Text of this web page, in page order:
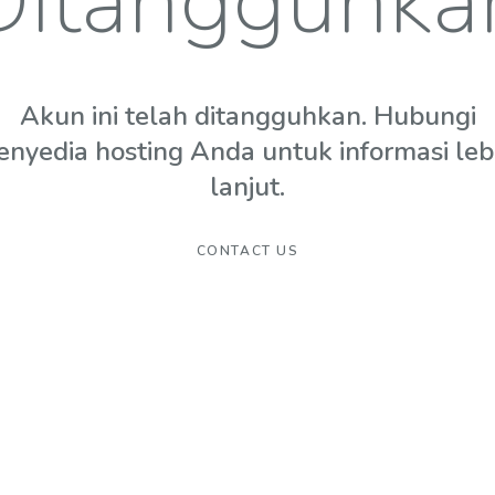
Akun ini telah ditangguhkan. Hubungi
hosting Anda untuk informasi
lanjut.
CONTACT US